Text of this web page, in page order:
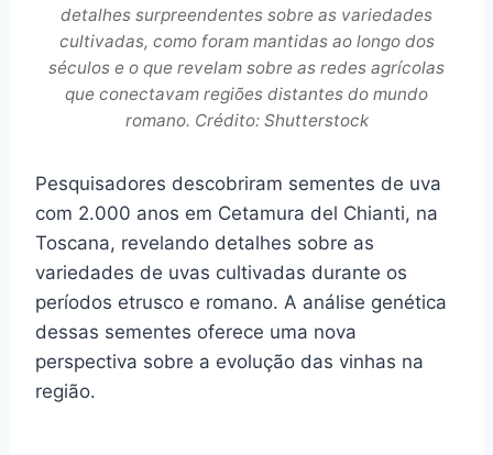
detalhes surpreendentes sobre as variedades
cultivadas, como foram mantidas ao longo dos
séculos e o que revelam sobre as redes agrícolas
que conectavam regiões distantes do mundo
romano. Crédito: Shutterstock
Pesquisadores descobriram sementes de uva
com 2.000 anos em Cetamura del Chianti, na
Toscana, revelando detalhes sobre as
variedades de uvas cultivadas durante os
períodos etrusco e romano. A análise genética
dessas sementes oferece uma nova
perspectiva sobre a evolução das vinhas na
região.